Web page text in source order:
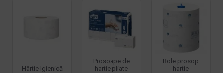
Hârtie Igienică
Prosoape de
hartie pliate
Role prosop
hartie